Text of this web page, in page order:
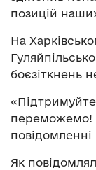
позицій
На
боєзіткнень
переможемо!
Як